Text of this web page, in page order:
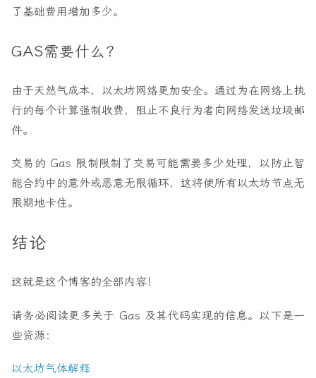
了基础费用增加多少。
GAS需要什么？
由于天然气成本，以太坊网络更加安全。通过为在网络上执
行的每个计算强制收费，阻止不良行为者向网络发送垃圾邮
件。
交易的 Gas 限制限制了交易可能需要多少处理，以防止智
能合约中的意外或恶意无限循环，这将使所有以太坊节点无
限期地卡住。
结论
这就是这个博客的全部内容！
请务必阅读更多关于 Gas 及其代码实现的信息。以下是一
些资源：
以太坊气体解释